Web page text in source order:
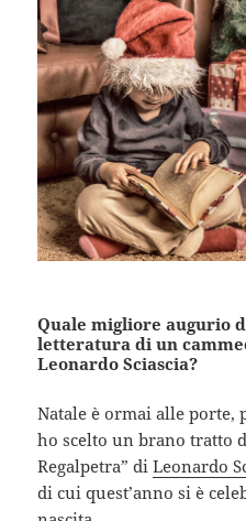
Quale migliore augurio
letteratura di un
Leonardo Sciascia?
Natale è ormai alle porte,
ho scelto un brano tratto
Regalpetra” diLeonardo
di cui quest’anno si è